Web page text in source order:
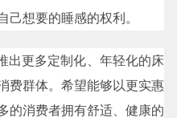
己想要的睡感的权利。
出更多定制化、年轻化的床
费群体。希望能够以更实惠
的消费者拥有舒适、健康的